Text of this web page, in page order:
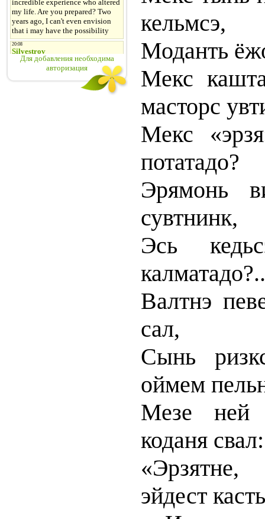
Для добавления необходима
авторизация
кельмсэ,
Моданть
Мекс
масторс
Мекс
потатадо?
Эрямонь
сувтнинк,
Эсь
Валтнэ
сал,
Сынь
оймем
Мезе ней
коданя свал:
эйдест